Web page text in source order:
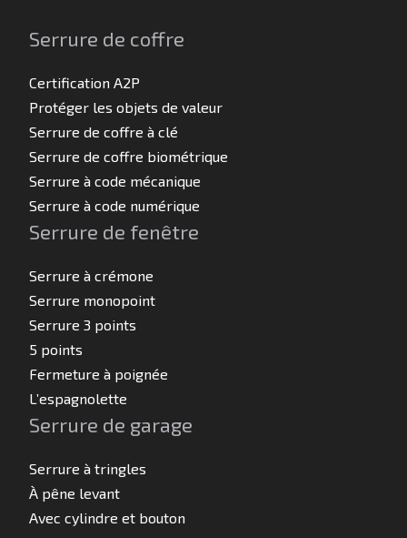
Serrure de coffre
Certification A2P
Protéger les objets de valeur
Serrure de coffre à clé
Serrure de coffre biométrique
Serrure à code mécanique
Serrure à code numérique
Serrure de fenêtre
Serrure à crémone
Serrure monopoint
Serrure 3 points
5 points
Fermeture à poignée
L’espagnolette
Serrure de garage
Serrure à tringles
À pêne levant
Avec cylindre et bouton